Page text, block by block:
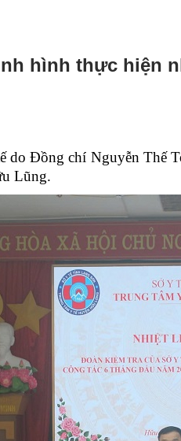
hình thực hiện
do Đồng chí Nguyễn Thế
Lũng.